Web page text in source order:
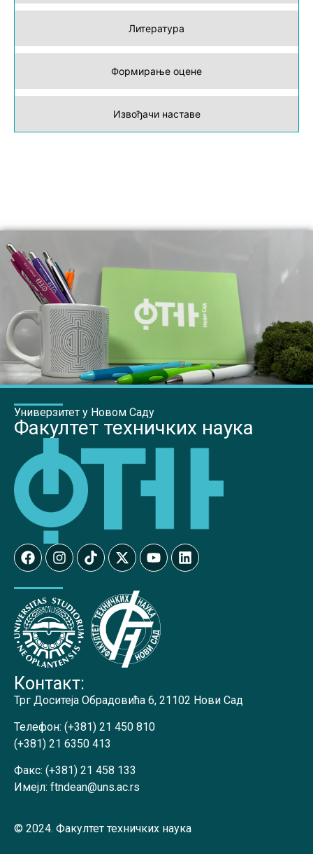
Литература
Формирање оцене
Извођачи наставе
Универзитет у Новом Саду
Факултет техничких наука
Контакт:
Трг Доситеја Обрадовића 6, 21102 Нови Сад
Телефон: (+381) 21 450 810
(+381) 21 6350 413
Факс: (+381) 21 458 133
Имејл: ftndean@uns.ac.rs
© 2024. Факултет техничких наука